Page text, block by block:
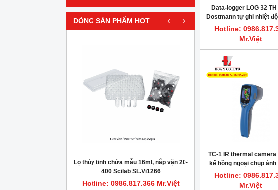
DÒNG SẢN PHẨM HOT
Lọ thủy tinh chứa mẫu 16ml, nắp vặn 20-
400 Scilab SL.Vi1266
Hotline: 0986.817.366 Mr.Việt
Máy cất nước một lần
DAIHAN
Hotline:
‹ ›
Data-logger LOG 32 TH
Dostmann tự ghi nhiệt
ẩm
Hotline:
Mr.Việt
TC-1 IR thermal camera
kế hồng ngoại chụp ảnh
Dostmann
Hotline:
Mr.Việt